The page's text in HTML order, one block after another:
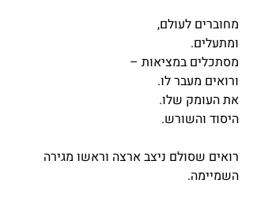
מחוברים לעולם,
ומתעלים.
מסתכלים במציאות –
ורואים מעבר לו.
את העומק שלו.
היסוד והשורש.
רואים שסולם ניצב ארצה וראשו מגירה
השמיימה.